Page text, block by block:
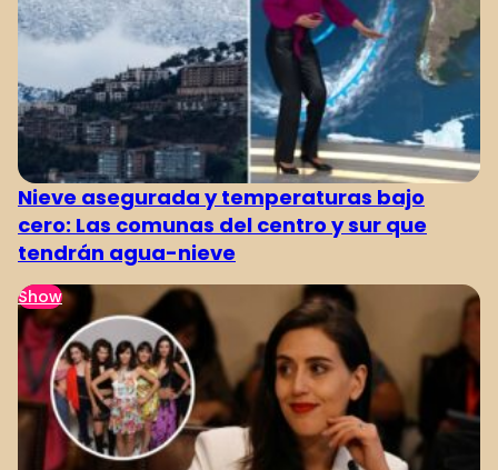
Nieve asegurada y temperaturas bajo
cero: Las comunas del centro y sur que
tendrán agua-nieve
Show